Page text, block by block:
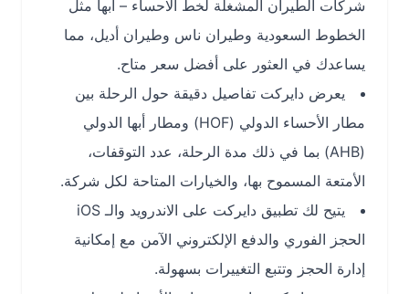
شركات الطيران المشغلة لخط الاحساء – أبها مثل
الخطوط السعودية وطيران ناس وطيران أديل، مما
يساعدك في العثور على أفضل سعر متاح.
يعرض دايركت تفاصيل دقيقة حول الرحلة بين
مطار الأحساء الدولي (HOF) ومطار أبها الدولي
(AHB) بما في ذلك مدة الرحلة، عدد التوقفات،
الأمتعة المسموح بها، والخيارات المتاحة لكل شركة.
يتيح لك تطبيق دايركت على الاندرويد والـ iOS
الحجز الفوري والدفع الإلكتروني الآمن مع إمكانية
إدارة الحجز وتتبع التغييرات بسهولة.